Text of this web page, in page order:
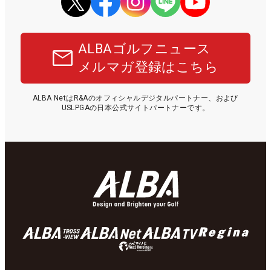
ALBAゴルフニュース
メルマガ登録はこちら
ALBA NetはR&Aのオフィシャルデジタルパートナー、および
USLPGAの日本公式サイトパートナーです。